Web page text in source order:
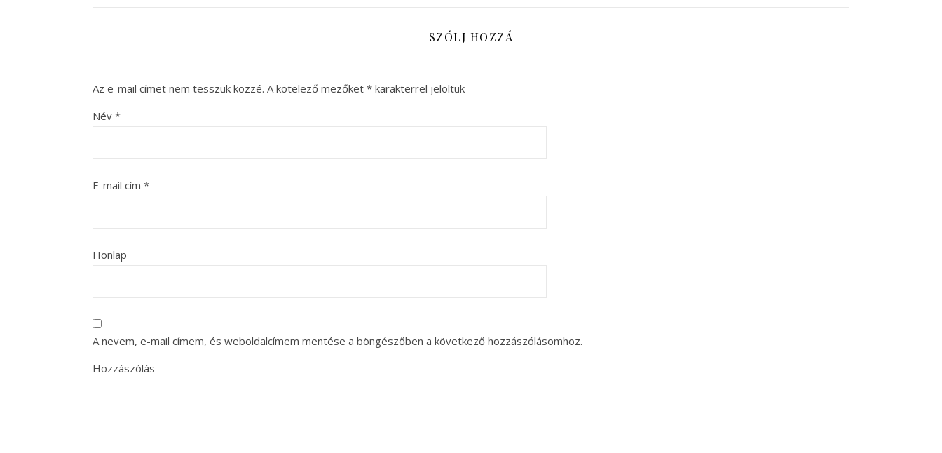
SZÓLJ HOZZÁ
Az e-mail címet nem tesszük közzé. A kötelező mezőket * karakterrel jelöltük
Név *
E-mail cím *
Honlap
A nevem, e-mail címem, és weboldalcímem mentése a böngészőben a következő hozzászólásomhoz.
Hozzászólás